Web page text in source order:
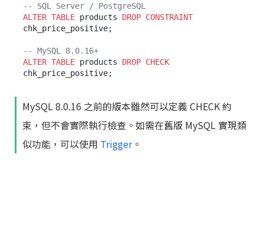
-- SQL Server / PostgreSQL
ALTER TABLE products DROP CONSTRAINT
chk_price_positive;
-- MySQL 8.0.16+
ALTER TABLE products DROP CHECK
MySQL 8.0.16 之前的版本雖然可以定義 CHECK 約
束，但不會實際執行檢查。如需在舊版 MySQL 實現類
似功能，可以使用 Trigger。